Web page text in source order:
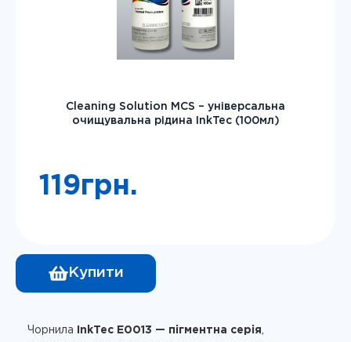
Cleaning Solution MCS – універсальна
очищувальна рідина InkTec (100мл)
119грн.
Купити
Чорнила InkTec E0013 — пігментна серія ,